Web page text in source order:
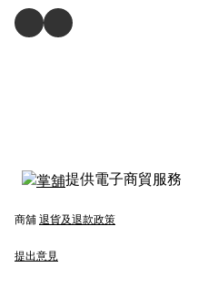
提供電子商貿服務
商舖 退貨及退款政策
提出意見